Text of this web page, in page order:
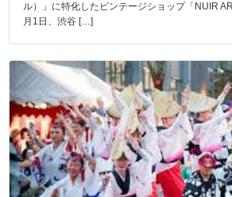
ル）」に特化したビンテージショップ「NUIR
月1日、渋谷 […]